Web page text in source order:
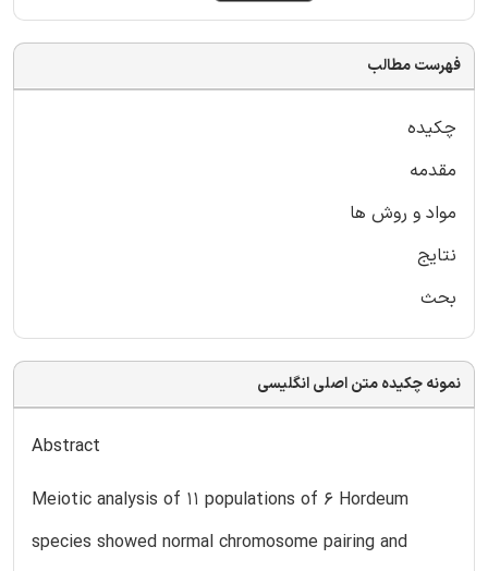
فهرست مطالب
چکیده
مقدمه
مواد و روش ها
نتایج
بحث
نمونه چکیده متن اصلی انگلیسی
Abstract
Meiotic analysis of 11 populations of 6 Hordeum
species showed normal chromosome pairing and